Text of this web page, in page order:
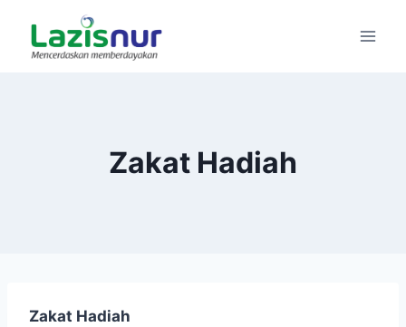
content
Zakat Hadiah
Zakat Hadiah